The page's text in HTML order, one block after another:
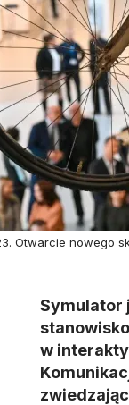
Otwarcie nowego
Symulator
w